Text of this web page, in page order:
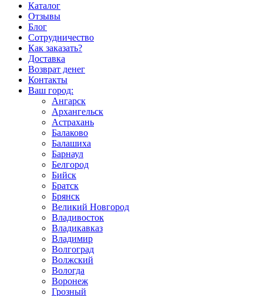
Каталог
Отзывы
Блог
Сотрудничество
Как заказать?
Доставка
Возврат денег
Контакты
Ваш город:
Ангарск
Архангельск
Астрахань
Балаково
Балашиха
Барнаул
Белгород
Бийск
Братск
Брянск
Великий Новгород
Владивосток
Владикавказ
Владимир
Волгоград
Волжский
Вологда
Воронеж
Грозный